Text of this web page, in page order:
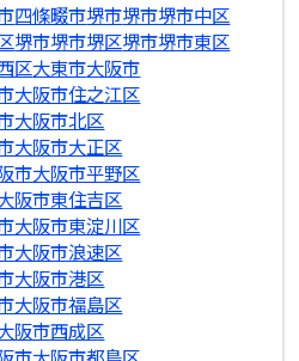
四條畷市堺市堺市堺市中区
堺市堺市堺区堺市堺市東区
区大東市大阪市
大阪市住之江区
大阪市北区
大阪市大正区
市大阪市平野区
阪市東住吉区
大阪市東淀川区
大阪市浪速区
大阪市港区
大阪市福島区
阪市西成区